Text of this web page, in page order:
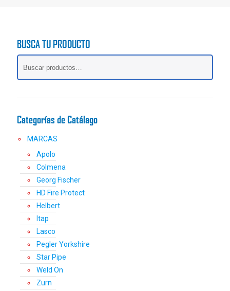
Las
opciones
página
producto
BUSCA TU PRODUCTO
Categorías de Catálago
MARCAS
Apolo
Colmena
Georg Fischer
HD Fire Protect
Helbert
Itap
Lasco
Pegler Yorkshire
Star Pipe
Weld On
Zurn